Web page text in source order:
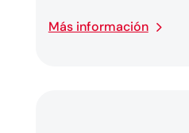
Más información